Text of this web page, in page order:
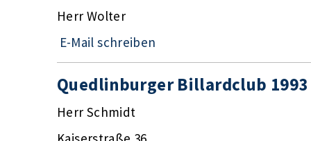
Herr Wolter
E-Mail schreiben
Quedlinburger Billardclub 1993
Herr Schmidt